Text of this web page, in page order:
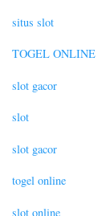
situs slot
TOGEL ONLINE
slot gacor
slot
slot gacor
togel online
slot online